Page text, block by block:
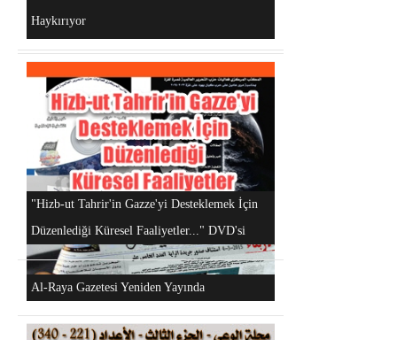
Android Cihazlar İçin Anayasa Tasarısı
Uygulaması
Hizb-ut Tahrir Kimdir?
Haykırıyor